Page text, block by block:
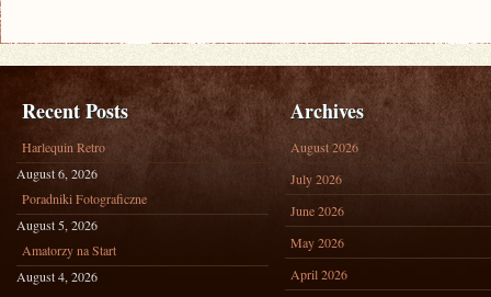
Recent Posts
Harlequin Retro
August 6, 2026
Poradniki Fotograficzne
August 5, 2026
Amatorzy na Start
August 4, 2026
Archives
August 2026
July 2026
June 2026
May 2026
April 2026